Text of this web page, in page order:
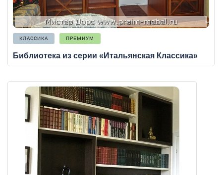
КЛАССИКА ПРЕМИУМ
Библиотека из серии «Итальянская Классика»